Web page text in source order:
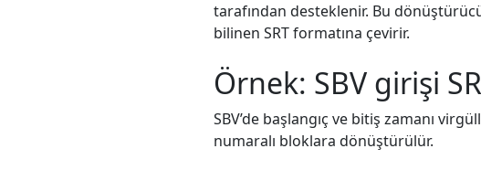
tarafından desteklenir. Bu
bilinen SRT formatına çevirir.
Örnek: SBV girişi
SBV’de başlangıç ve bitiş zamanı
numaralı bloklara dönüştürülür.